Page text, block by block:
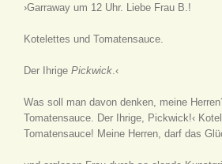
›Garraway um 12 Uhr. Liebe Frau B.!
Kotelettes und Tomatensauce.
Der Ihrige Pickwick.‹
Was soll man davon denken, meine
Tomatensauce. Der Ihrige, Pickwick!‹
Tomatensauce! Meine Herren, darf das